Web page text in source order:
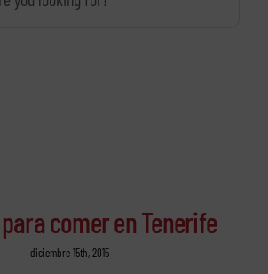
comer en Tenerife
diciembre 15th, 2015